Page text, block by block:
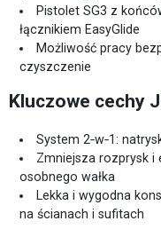
Pistolet SG3 z
łącznikiem EasyGlide
Możliwość pracy
czyszczenie
Kluczowe cechy
System 2‑w‑1:
Zmniejsza rozprysk i
osobnego wałka
Lekka i wygodna
na ścianach i sufitach